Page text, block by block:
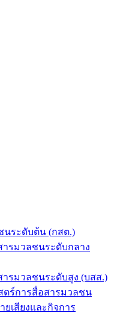
นระดับต้น (กสต.)
รมวลชนระดับกลาง
รมวลชนระดับสูง (บสส.)
ตร์การสื่อสารมวลชน
ยเสียงและกิจการ